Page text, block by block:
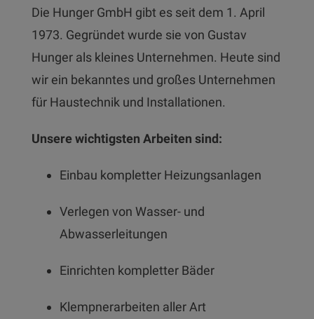
Die Hunger GmbH gibt es seit dem 1. April
1973. Gegründet wurde sie von Gustav
Hunger als kleines Unternehmen. Heute sind
wir ein bekanntes und großes Unternehmen
für Haustechnik und Installationen.
Unsere wichtigsten Arbeiten sind:
Einbau kompletter Heizungsanlagen
Verlegen von Wasser- und
Abwasserleitungen
Einrichten kompletter Bäder
Klempnerarbeiten aller Art